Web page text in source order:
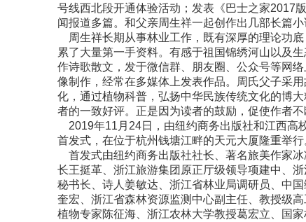
号线西北段开通体验活动；发表《巴士之家2017
闻报道多篇。和父亲周生祥一起创作出几部长篇小
周生祥长期从事林业工作，既有深厚的理论功
累了大量第一手资料。有感于祖国锦绣河山以及
作诗歌散文，发于微信群、朋友圈、公众号等网
像制作，经常在多媒体上发表作品。周氏父子采
化，通过植物科普，弘扬中华民族传统文化的博
者的一致好评。正是因为读者的鼓励，促使作者
2019年11月24日，由纽约商务出版社和江西高
首发式，在位于杭州钱塘江畔的天元大厦隆重举行
首发式由纽约商务出版社社长、著名旅美作家
长王挺革、浙江旅游集团原正厅级领导项建中、
秘书长、诗人姜敏达、浙江省林业局调研员、中
奎宏、浙江省森林资源监测中心副主任、教授级
植物专家陈征海、浙江农林大学教授葛宏立、国